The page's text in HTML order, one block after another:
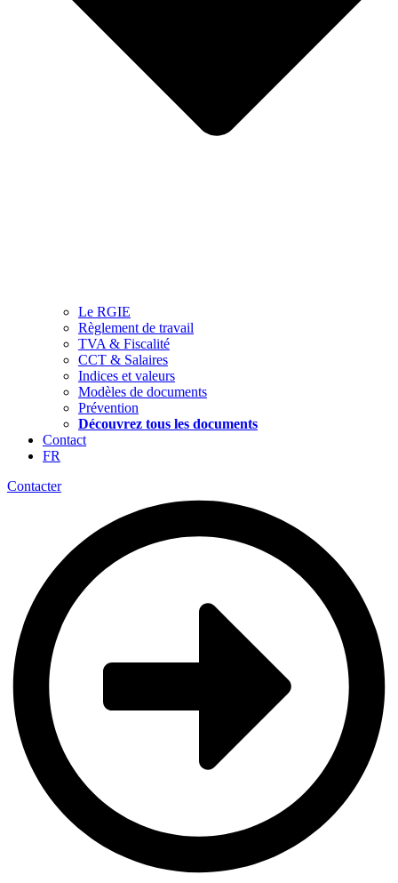
Le RGIE
Règlement de travail
TVA & Fiscalité
CCT & Salaires
Indices et valeurs
Modèles de documents
Prévention
Découvrez tous les documents
Contact
FR
Contacter